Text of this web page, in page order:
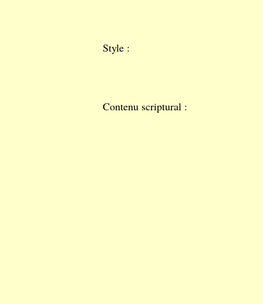
Style :
Contenu scriptural :